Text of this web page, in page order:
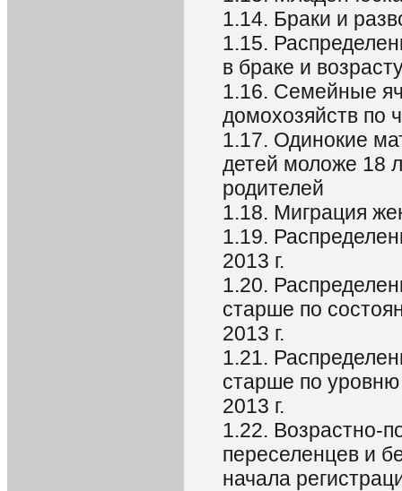
1.14. Браки и
1.15.
в браке и
1.16. Семейные
домохозяйств по
1.17. Одинокие
детей моложе 18
родителей
1.18. Миграция
1.19.
2013 г.
1.20.
старше по
2013 г.
1.21.
старше по
2013 г.
1.22. Возрастно-
переселенцев и
начала